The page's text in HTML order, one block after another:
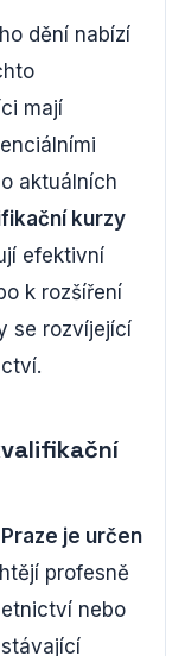
dění nabízí
mají
aktuálních
kurzy
efektivní
k rozšíření
se rozvíjející
je určen
profesně
nebo